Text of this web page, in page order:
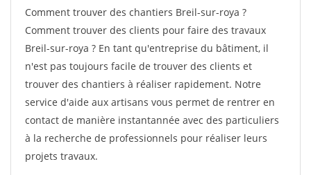
Comment trouver des chantiers Breil-sur-roya ?
Comment trouver des clients pour faire des travaux
Breil-sur-roya ? En tant qu'entreprise du bâtiment, il
n'est pas toujours facile de trouver des clients et
trouver des chantiers à réaliser rapidement. Notre
service d'aide aux artisans vous permet de rentrer en
contact de manière instantannée avec des particuliers
à la recherche de professionnels pour réaliser leurs
projets travaux.